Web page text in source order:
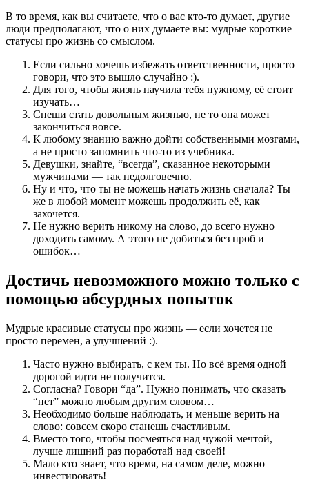
В то время, как вы считаете, что о вас кто-то думает, другие
люди предполагают, что о них думаете вы: мудрые короткие
статусы про жизнь со смыслом.
Если сильно хочешь избежать ответственности, просто
говори, что это вышло случайно :).
Для того, чтобы жизнь научила тебя нужному, её стоит
изучать…
Спеши стать довольным жизнью, не то она может
закончиться вовсе.
К любому знанию важно дойти собственными мозгами,
а не просто запомнить что-то из учебника.
Девушки, знайте, “всегда”, сказанное некоторыми
мужчинами — так недолговечно.
Ну и что, что ты не можешь начать жизнь сначала? Ты
же в любой момент можешь продолжить её, как
захочется.
Не нужно верить никому на слово, до всего нужно
доходить самому. А этого не добиться без проб и
ошибок…
Достичь невозможного можно только с
помощью абсурдных попыток
Мудрые красивые статусы про жизнь — если хочется не
просто перемен, а улучшений :).
Часто нужно выбирать, с кем ты. Но всё время одной
дорогой идти не получится.
Согласна? Говори “да”. Нужно понимать, что сказать
“нет” можно любым другим словом…
Необходимо больше наблюдать, и меньше верить на
слово: совсем скоро станешь счастливым.
Вместо того, чтобы посмеяться над чужой мечтой,
лучше лишний раз поработай над своей!
Мало кто знает, что время, на самом деле, можно
инвестировать!